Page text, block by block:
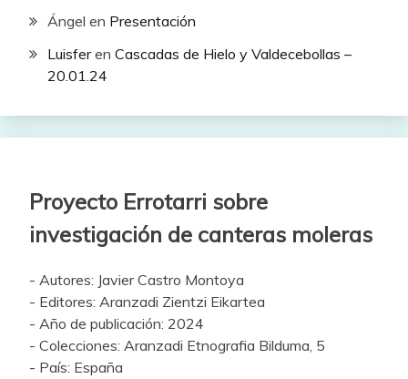
Ángel en Presentación
Luisferen Cascadas de Hielo y Valdecebollas –
20.01.24
Proyecto Errotarri sobre
investigación de canteras moleras
- Autores: Javier Castro Montoya
- Editores: Aranzadi Zientzi Eikartea
- Año de publicación: 2024
- Colecciones: Aranzadi Etnografia Bilduma, 5
- País: España